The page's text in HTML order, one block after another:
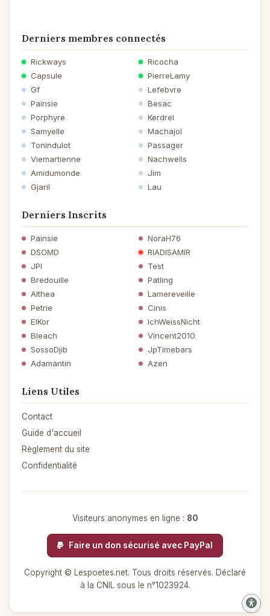
Derniers membres connectés
Rickways
Ricocha
Capsule
PierreLamy
Gf
Lefebvre
Painsie
Besac
Porphyre
Kerdrel
Samyelle
Machajol
Tonindulot
Passager
Viemartienne
Nachwells
Amidumonde
Jim
Gjaril
Lau
Derniers Inscrits
Painsie
NoraH76
DSOMD
RIADISAMIR
JPI
Test
Bredouille
Patling
Althea
Lamereveille
Petrie
Cinis
ElKor
IchWeissNicht
Bleach
Vincent2010
SossoDjib
JpTimebars
Adamantin
Azen
Liens Utiles
Contact
Guide d'accueil
Règlement du site
Confidentialité
Visiteurs anonymes en ligne : 80
Faire un don sécurisé avec PayPal
Copyright © Lespoetes.net. Tous droits réservés. Déclaré
à la CNIL sous le n°1023924.